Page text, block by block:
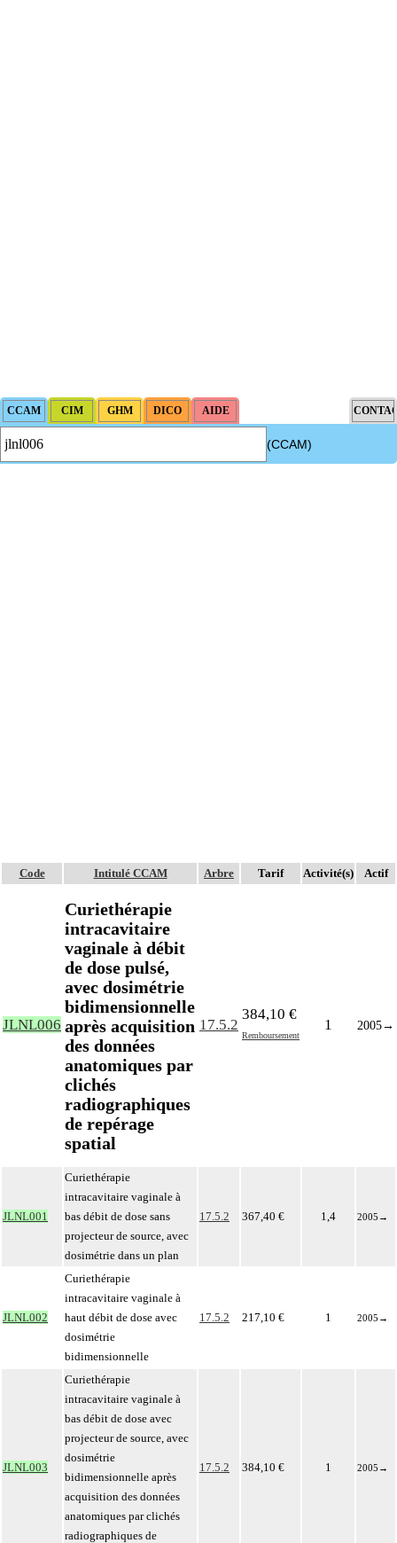
(CCAM)
Code Intitulé CCAM Arbre Tarif Activité(s) Actif
JLNL006
Curiethérapie
intracavitaire
vaginale à débit
de dose pulsé,
avec dosimétrie
bidimensionnelle
après acquisition
des données
anatomiques par
clichés
radiographiques
de repérage
spatial
17.5.2
384,10 €
Remboursement
1 2005→
JLNL001
Curiethérapie
intracavitaire vaginale à
bas débit de dose sans
projecteur de source, avec
dosimétrie dans un plan
17.5.2 367,40 € 1,4 2005 →
JLNL002
Curiethérapie
intracavitaire vaginale à
haut débit de dose avec
dosimétrie
bidimensionnelle
17.5.2 217,10 € 1 2005 →
JLNL003
Curiethérapie
intracavitaire vaginale à
bas débit de dose avec
projecteur de source, avec
dosimétrie
bidimensionnelle après
acquisition des données
anatomiques par clichés
radiographiques de
17.5.2 384,10 € 1 2005 →